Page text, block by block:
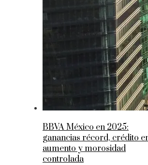
BBVA México en 2025:
ganancias récord, crédito
aumento y morosidad
controlada